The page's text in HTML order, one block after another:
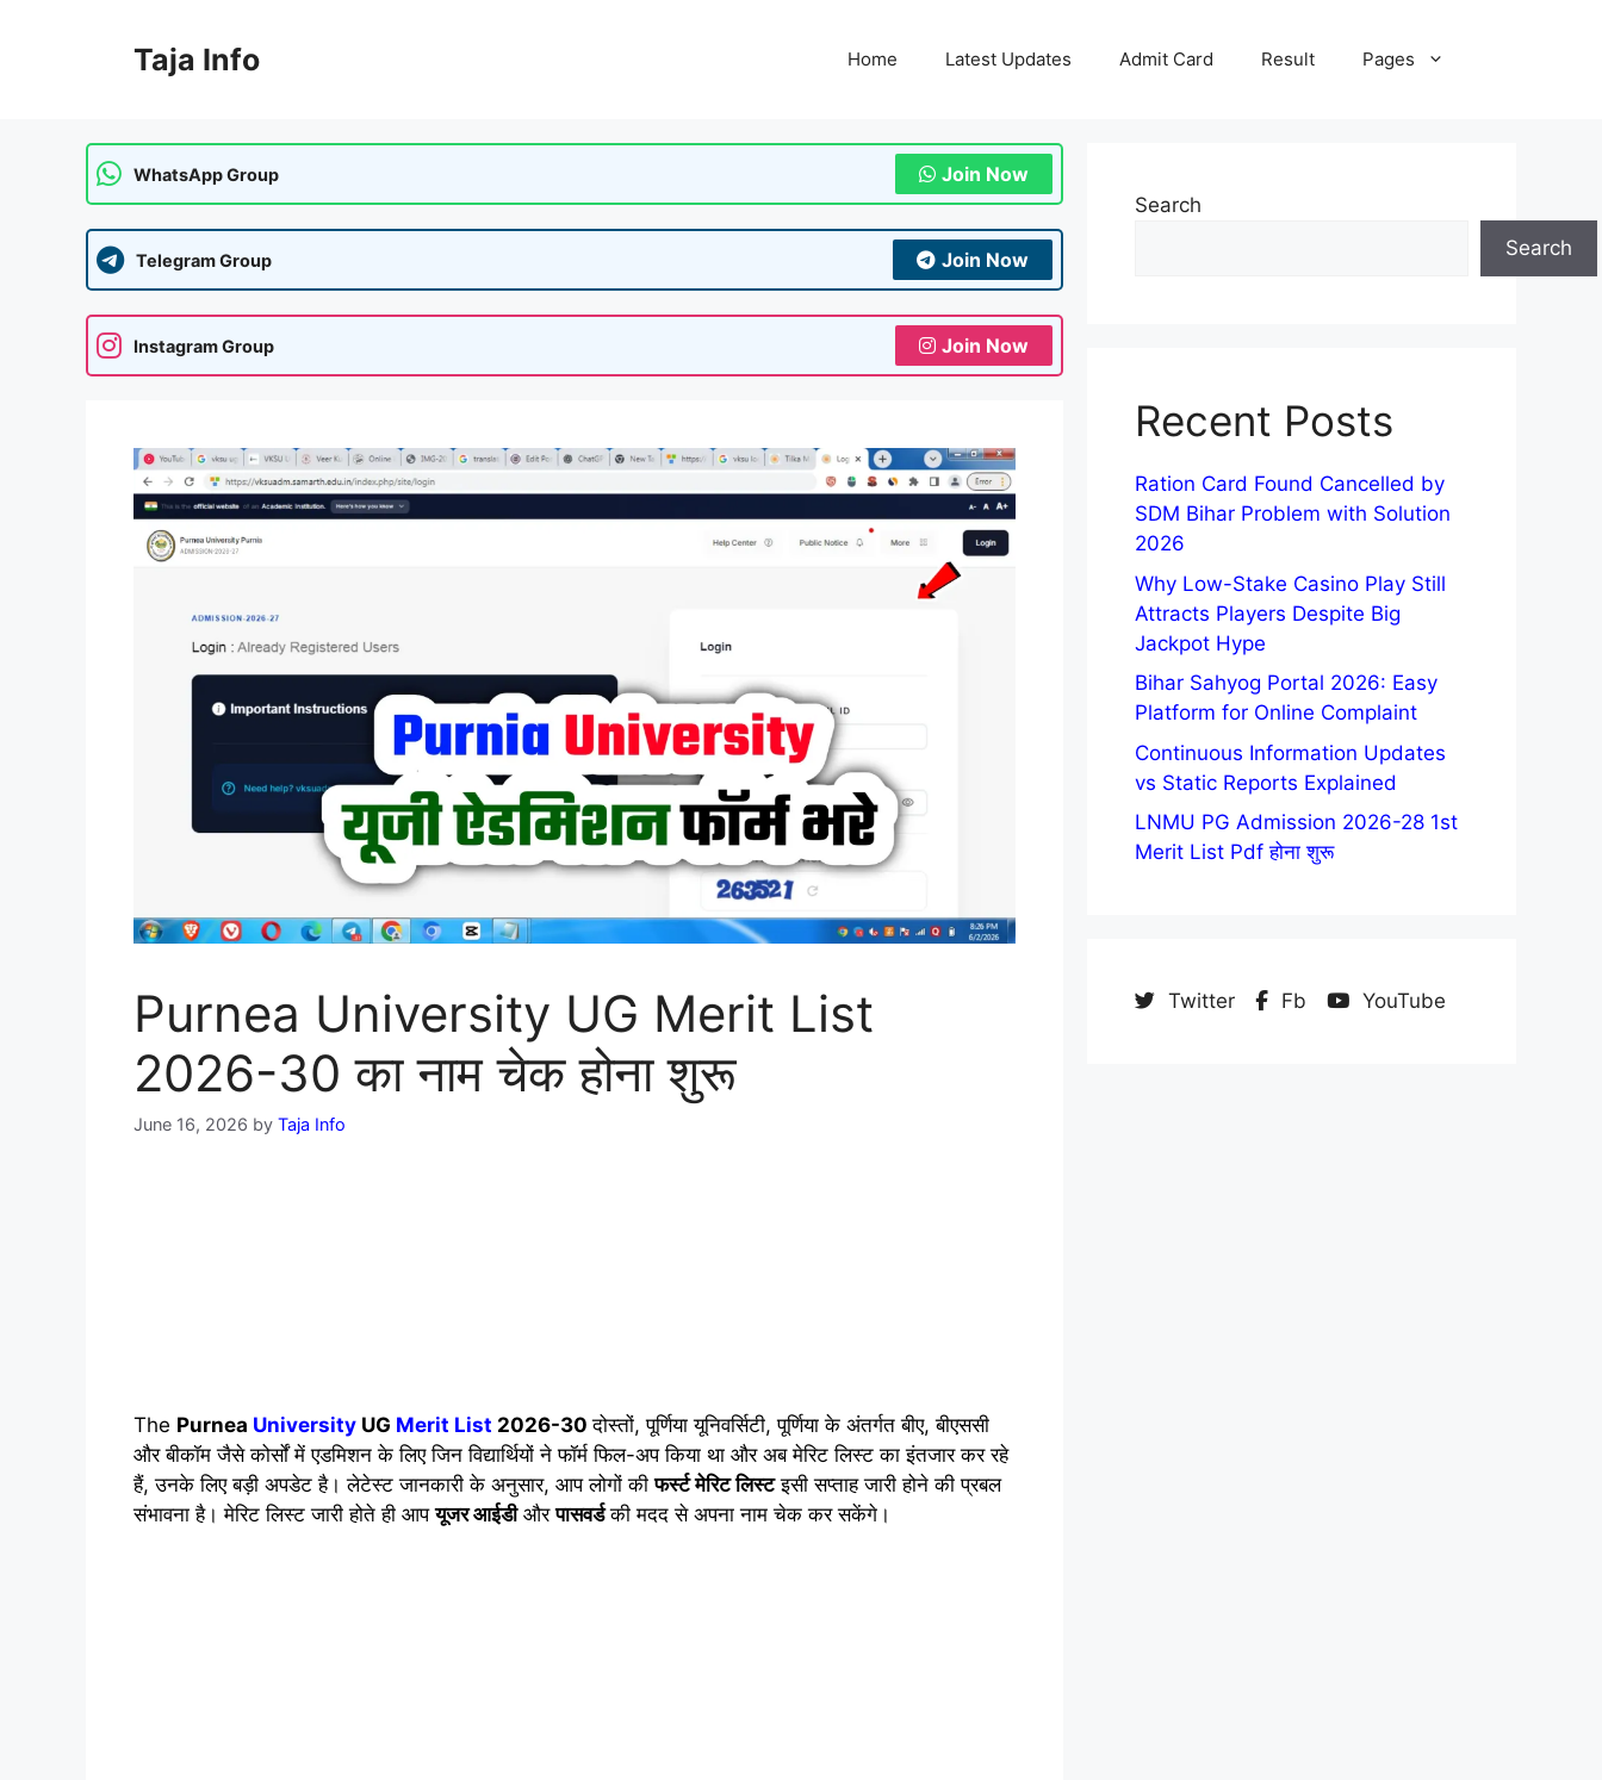
Taja Info Home Latest Updates Admit Card Result Pages
WhatsApp Group Join Now
Telegram Group Join Now
Instagram Group Join Now
Purnea University UG Merit List
2026-30 का नाम चेक होना शुरू
June 16, 2026 by Taja Info
The Purnea University UG Merit List 2026-30दोस्तों, पूर्णिया यूनिवर्सिटी, पूर्णिया के अंतर्गत बीए, बीएससी
और बीकॉम जैसे कोर्सों में एडमिशन के लिए जिन विद्यार्थियों ने फॉर्म फिल-अप किया था और अब मेरिट लिस्ट का इंतजार कर रहे
हैं, उनके लिए बड़ी अपडेट है। लेटेस्ट जानकारी के अनुसार, आप लोगों कीफर्स्ट मेरिट लिस्टइसी सप्ताह जारी होने की प्रबल
संभावना है। मेरिट लिस्ट जारी होते ही आपयूजर आईडीऔरपासवर्डकी मदद से अपना नाम चेक कर सकेंगे।
Search
Search
Recent Posts
Ration Card Found Cancelled by
SDM Bihar Problem with Solution
2026
Why Low-Stake Casino Play Still
Attracts Players Despite Big
Jackpot Hype
Bihar Sahyog Portal 2026: Easy
Platform for Online Complaint
Continuous Information Updates
vs Static Reports Explained
LNMU PG Admission 2026-28 1st
Merit List Pdf होना शुरू
Twitter Fb YouTube